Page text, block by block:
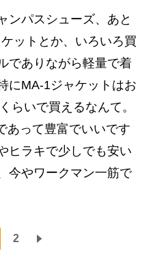
ンパスシューズ、あと
ットとか、いろいろ買
でありながら軽量で着
にMA-1ジャケットはお
らいで買えるなんて。
あって豊富でいいです
ヒラキで少しでも安い
今やワークマン一筋で
2